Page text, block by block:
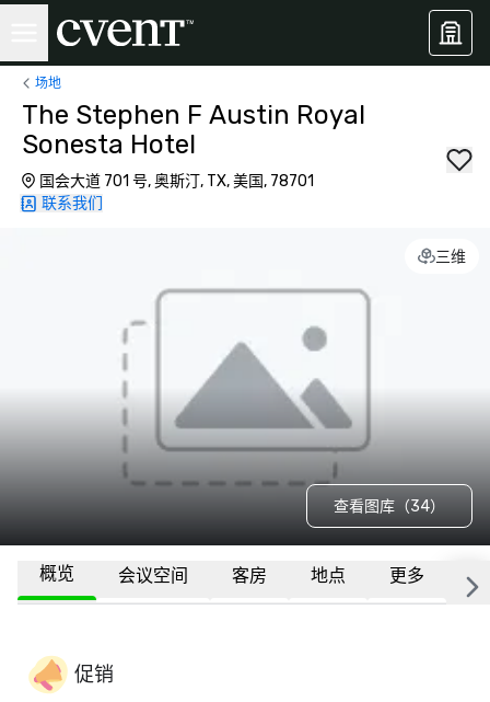
场地
The Stephen F Austin Royal
Sonesta Hotel
国会大道 701 号, 奥斯汀, TX, 美国, 78701
联系我们
三维
查看图库（34）
概览 会议空间 客房 地点 更多 常
促销